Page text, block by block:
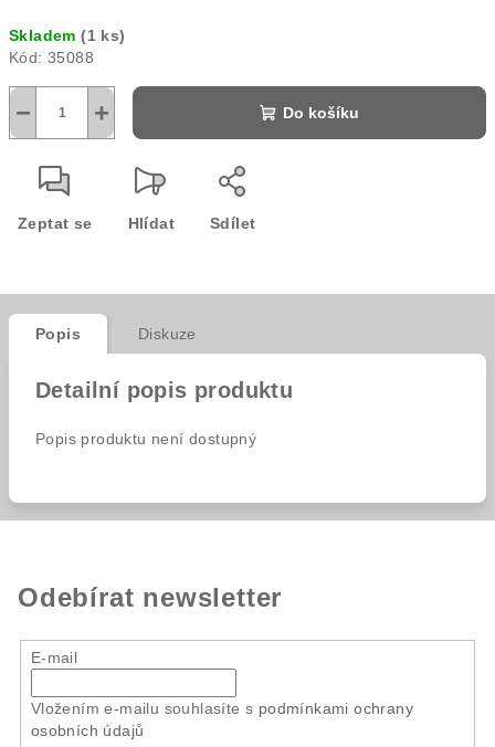
cena:
Skladem(1 ks)
Kód: 35088
+
− Do košíku
Zeptat se Hlídat Sdílet
Popis Diskuze
Detailní popis produktu
Popis produktu není dostupný
Odebírat newsletter
E-mail
Vložením e-mailu souhlasíte s podmínkami ochrany
osobních údajů